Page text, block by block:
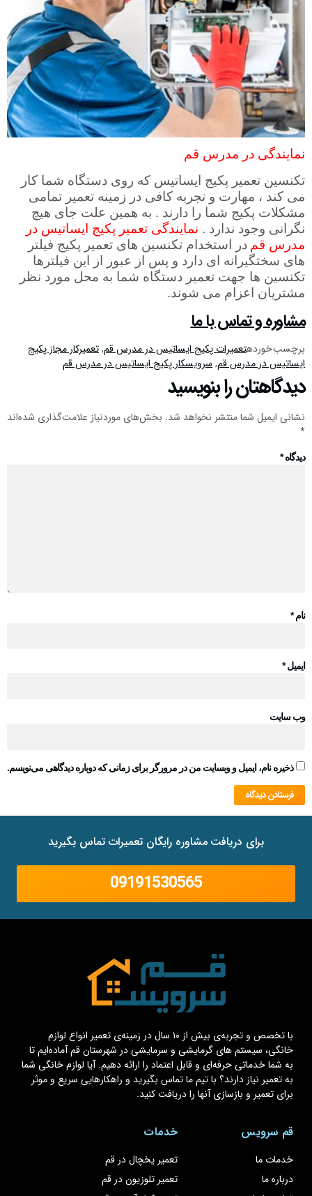
نمایندگی در مدرس قم
تکنسین تعمیر پکیج ایساتیس که روی دستگاه شما کار
می‌ کند ، مهارت و تجربه کافی در زمینه تعمیر تمامی
مشکلات پکیج شما را دارند . به همین علت جای هیچ
نگرانی وجود ندارد . نمایندگی تعمیر پکیج ایساتیس در
مدرس قم در استخدام تکنسین ‌های تعمیر پکیج فیلتر
های سختگیرانه ‌ای دارد و پس از عبور از این فیلترها
تکنسین ها جهت تعمیر دستگاه شما به محل مورد نظر
مشتریان اعزام می ‌شوند.
مشاوره و تماس با ما
برچسب خوردهتعمیرات پکیج ایساتیس در مدرس قم,تعمیرکار مجاز پکیج
ایساتیس در مدرس قم,سرویسکار پکیج ایساتیس در مدرس قم
دیدگاهتان را بنویسید
نشانی ایمیل شما منتشر نخواهد شد. بخش‌های موردنیاز علامت‌گذاری شده‌اند
*
دیدگاه*
نام*
ایمیل*
وب‌ سایت
ذخیره نام، ایمیل و وبسایت من در مرورگر برای زمانی که دوباره دیدگاهی می‌نویسم.
برای دریافت مشاوره رایگان تعمیرات تماس بگیرید
09191530565
با تخصص و تجربه‌ی بیش از ۱۰ سال در زمینه‌ی تعمیر انواع لوازم
خانگی، سیستم های گرمایشی و سرمایشی در شهرستان قم آماده‌ایم تا
به شما خدماتی حرفه‌ای و قابل اعتماد را ارائه دهیم. آیا لوازم خانگی شما
به تعمیر نیاز دارند؟ با تیم ما تماس بگیرید و راهکارهایی سریع و موثر
برای تعمیر و بازسازی آنها را دریافت کنید.
قم سرویس
خدمات ما
درباره ما
خدمات
تعمیر یخچال در قم
تعمیر تلوزیون در قم